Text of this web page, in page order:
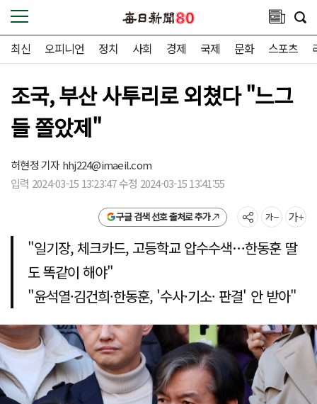
최신 오피니언 정치 사회 경제 국제 문화 스포츠
조국, 부산 사투리로 외쳤다 "느그
들 쫄았제"
허현정 기자hhj224@imaeil.com
입력 2024-03-15 13:23:47 수정 2024-03-15 13:41:55
구글 검색 선호 출처로 추가
"일기장, 체크카드, 고등학교 압수수색…한동훈 딸
도 똑같이 해야"
"윤석열·김건희·한동훈, '수사·기소· 판결' 안 받아"